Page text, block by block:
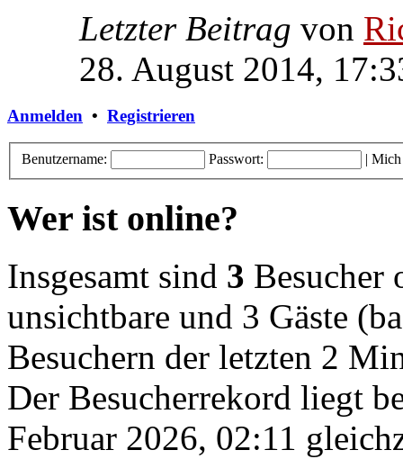
Letzter Beitrag von
28. August 2014,
Anmelden • Registrieren
Benutzername: Passwort: | Mich
Wer ist online?
Insgesamt sind 3 Besucher
unsichtbare und 3 Gäste
Besuchern der letzten 2
Der Besucherrekord liegt
Februar 2026, 02:11